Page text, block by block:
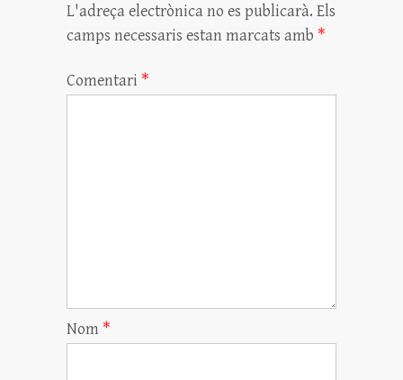
L'adreça electrònica no es publicarà. Els
camps necessaris estan marcats amb *
Comentari *
Nom *